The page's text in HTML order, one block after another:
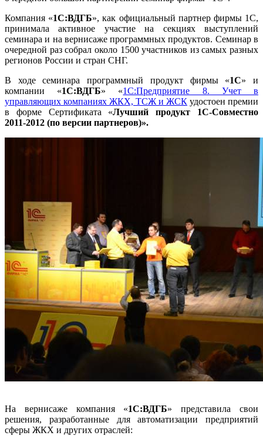
Компания «1С:ВДГБ», как официальный партнер фирмы 1С,
принимала активное участие на секциях выступлений
семинара и на вернисаже программных продуктов. Семинар в
очередной раз собрал около 1500 участников из самых разных
регионов России и стран СНГ.
В ходе семинара программный продукт фирмы «1С» и
компании «1С:ВДГБ» «1С:Предприятие 8. Учет в
управляющих компаниях ЖКХ, ТСЖ и ЖСК удостоен премии
в форме Сертификата «Лучший продукт 1С-Совместно
2011-2012 (по версии партнеров)».
На вернисаже компания «1С:ВДГБ» представила свои
решения, разработанные для автоматизации предприятий
сферы ЖКХ и других отраслей: